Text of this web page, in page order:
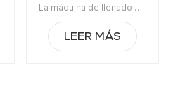
jugo de fruta con 12
La máquina de llenado de agua mineral embotelladora automática de jugo de fruta con 12 boquillas es aplicable para jugo de fruta, agua embotellada, refrescos, aceite comestible, aceite de oliva, aceite de motor, salsa de tomate, salsa de chile, etc.Artículo No:UTOAGZ3La orden mínima:1Pago:TTPuerto de embarque:CantónRegión original:Guangzhou, ChinaTiempo de espera:45 días hábiles después de recibir el depósito
LEER MÁS